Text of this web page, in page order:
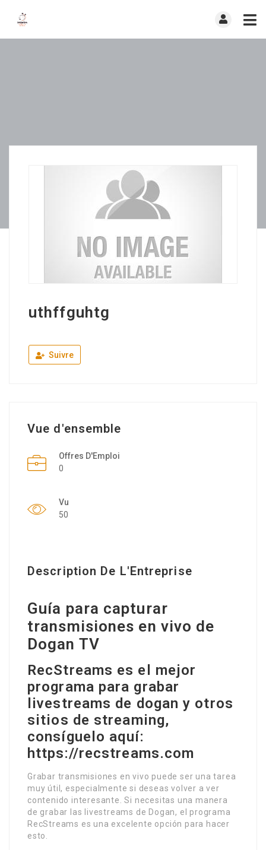
uthffguhtg
Suivre
Vue d'ensemble
Offres D'Emploi
0
Vu
50
Description De L'Entreprise
Guía para capturar
transmisiones en vivo de
Dogan TV
RecStreams es el mejor
programa para grabar
livestreams de dogan y otros
sitios de streaming,
consíguelo aquí:
https://recstreams.com
Grabar transmisiones en vivo puede ser una tarea
muy útil, especialmente si deseas volver a ver
contenido interesante. Si necesitas una manera
de grabar las livestreams de Dogan, el programa
RecStreams es una excelente opción para hacer
esto.